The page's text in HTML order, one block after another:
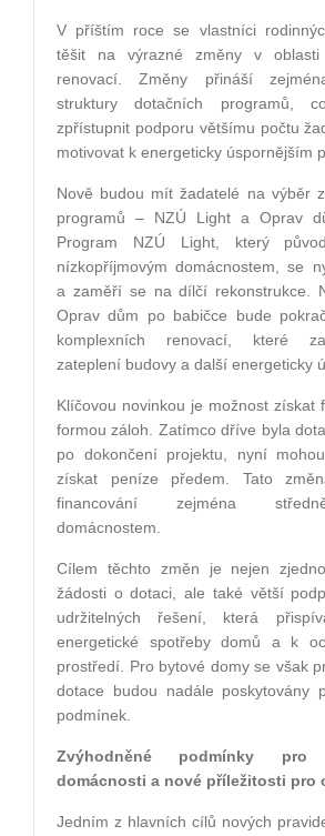
V příštím roce se vlastníci
těšit na výrazné změny v oblasti
renovací. Změny přináší
struktury dotačních
zpřístupnit podporu většímu počtu
motivovat k energeticky úspornějším
Nově budou mít žadatelé na výběr
programů – NZÚ Light a Oprav
Program NZÚ Light, který
nízkopříjmovým domácnostem, se
a zaměří se na dílčí rekonstrukce.
Oprav dům po babičce bude
komplexních renovací, které
zateplení budovy a další energeticky
Klíčovou novinkou je možnost získat
formou záloh. Zatímco dříve byla
po dokončení projektu, nyní
získat peníze předem. Tato
financování zejména
domácnostem.
Cílem těchto změn je nejen
žádosti o dotaci, ale také větší
udržitelných řešení, která
energetické spotřeby domů a k
prostředí. Pro bytové domy se však
dotace budou nadále poskytovány
podmínek.
Zvýhodněné podmínky pro
domácnosti a nové příležitosti pro
Jedním z hlavních cílů nových